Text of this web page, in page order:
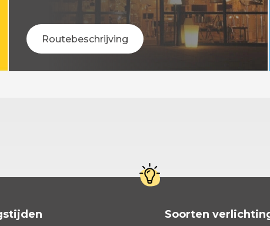
Routebeschrijving
Soorten